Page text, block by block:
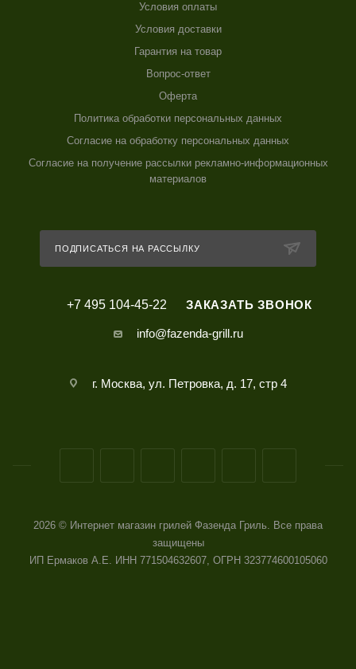
Условия оплаты
Условия доставки
Гарантия на товар
Вопрос-ответ
Оферта
Политика обработки персональных данных
Согласие на обработку персональных данных
Согласие на получение рассылки рекламно-информационных
материалов
ПОДПИСАТЬСЯ НА РАССЫЛКУ
+7 495 104-45-22 ЗАКАЗАТЬ ЗВОНОК
info@fazenda-grill.ru
г. Москва, ул. Петровка, д. 17, стр 4
2026 © Интернет магазин грилей Фазенда Гриль. Все права
защищены
ИП Ермаков А.Е. ИНН 771504632607, ОГРН 323774600105060